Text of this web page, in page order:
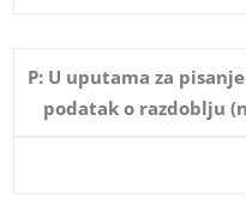
P: U uputama za
podatak o razdoblju